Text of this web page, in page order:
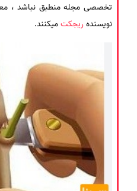
تخصصی مجله منطبق نباشد ،
نویسندهریجکتمیکنند.